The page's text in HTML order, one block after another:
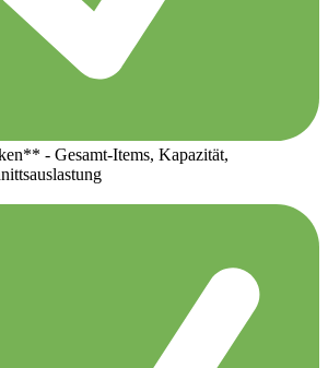
- Gesamt-Items, Kapazität,